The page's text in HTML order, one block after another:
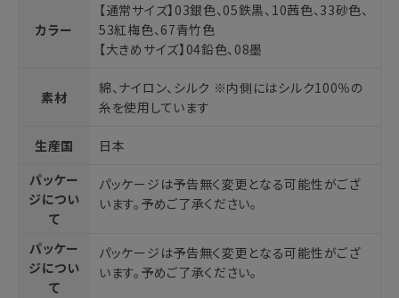
カラー
【通常サイズ】03銀色、05鉄黒、10茜色、33砂色、
53紅梅色、67青竹色
【大きめサイズ】04鉛色、08墨
素材
綿、ナイロン、シルク ※内側にはシルク100％の
糸を使用しています
生産国
日本
パッケー
ジについ
て
パッケージは予告無く変更となる可能性がござ
います。予めご了承ください。
パッケー
ジについ
て
パッケージは予告無く変更となる可能性がござ
います。予めご了承ください。